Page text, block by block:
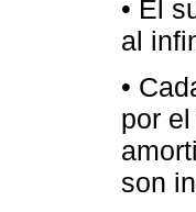
• El
al
•
por
son